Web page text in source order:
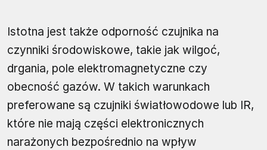
Istotna jest także odporność czujnika na
czynniki środowiskowe, takie jak wilgoć,
drgania, pole elektromagnetyczne czy
obecność gazów. W takich warunkach
preferowane są czujniki światłowodowe lub IR,
które nie mają części elektronicznych
narażonych bezpośrednio na wpływ